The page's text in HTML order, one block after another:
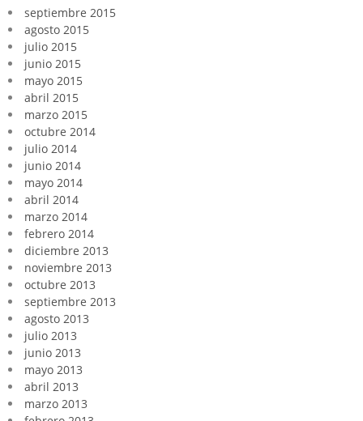
septiembre 2015
agosto 2015
julio 2015
junio 2015
mayo 2015
abril 2015
marzo 2015
octubre 2014
julio 2014
junio 2014
mayo 2014
abril 2014
marzo 2014
febrero 2014
diciembre 2013
noviembre 2013
octubre 2013
septiembre 2013
agosto 2013
julio 2013
junio 2013
mayo 2013
abril 2013
marzo 2013